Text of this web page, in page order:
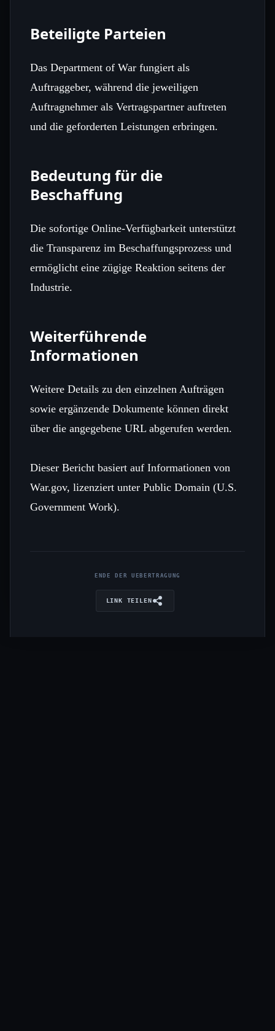
Beteiligte Parteien
Das Department of War fungiert als
Auftraggeber, während die jeweiligen
Auftragnehmer als Vertragspartner auftreten
und die geforderten Leistungen erbringen.
Bedeutung für die
Beschaffung
Die sofortige Online‑Verfügbarkeit unterstützt
die Transparenz im Beschaffungsprozess und
ermöglicht eine zügige Reaktion seitens der
Industrie.
Weiterführende
Informationen
Weitere Details zu den einzelnen Aufträgen
sowie ergänzende Dokumente können direkt
über die angegebene URL abgerufen werden.
Dieser Bericht basiert auf Informationen von
War.gov, lizenziert unter Public Domain (U.S.
Government Work).
ENDE DER UEBERTRAGUNG
LINK TEILEN